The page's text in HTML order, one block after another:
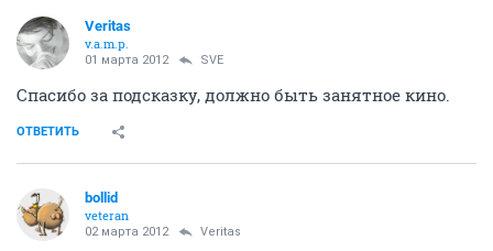
Veritas
v.a.m.p.
01 марта 2012 SVE
Спасибо за подсказку, должно быть занятное кино.
ОТВЕТИТЬ
bollid
veteran
02 марта 2012 Veritas